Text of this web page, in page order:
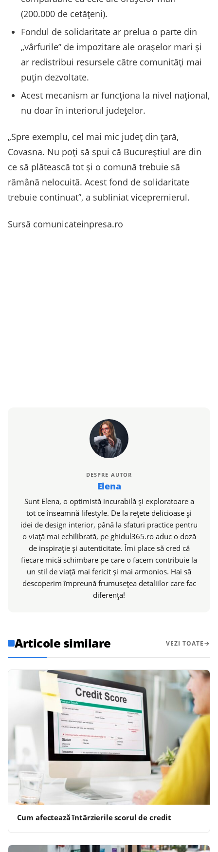
(200.000 de cetățeni).
Fondul de solidaritate ar prelua o parte din
„vârfurile” de impozitare ale orașelor mari și
ar redistribui resursele către comunități mai
puțin dezvoltate.
Acest mecanism ar funcționa la nivel național,
nu doar în interiorul județelor.
„Spre exemplu, cel mai mic județ din țară,
Covasna. Nu poți să spui că Bucureștiul are din
ce să plătească tot și o comună trebuie să
rămână nelocuită. Acest fond de solidaritate
trebuie continuat”, a subliniat vicepremierul.
Sursă comunicateinpresa.ro
DESPRE AUTOR
Elena
Sunt Elena, o optimistă incurabilă și exploratoare a
tot ce înseamnă lifestyle. De la rețete delicioase și
idei de design interior, până la sfaturi practice pentru
o viață mai echilibrată, pe ghidul365.ro aduc o doză
de inspirație și autenticitate. Îmi place să cred că
fiecare mică schimbare pe care o facem contribuie la
un stil de viață mai fericit și mai armonios. Hai să
descoperim împreună frumusețea detaliilor care fac
diferența!
Articole similare VEZI TOATE
Cum afectează întârzierile scorul de credit